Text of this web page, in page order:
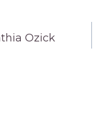
Ozick